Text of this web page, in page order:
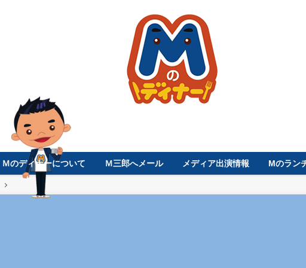
Ｍのディナーについて Ｍ三郎へメール メディア出演情報 Mのラン